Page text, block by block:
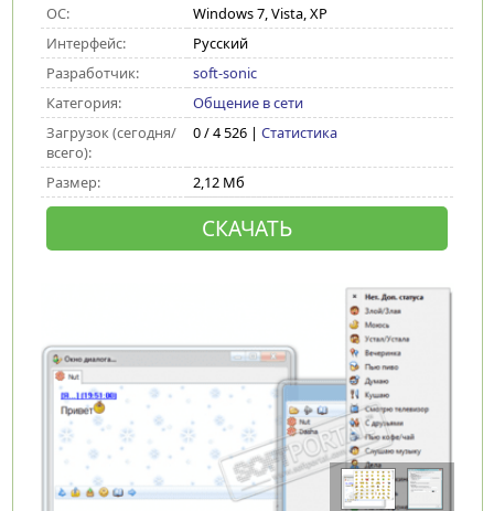
ОС:
Windows 7, Vista, XP
Интерфейс:
Русский
Разработчик:
soft-sonic
Категория:
Общение в сети
Загрузок (сегодня/
всего):
0 / 4 526 | Статистика
Размер: 2,12 Мб
СКАЧАТЬ